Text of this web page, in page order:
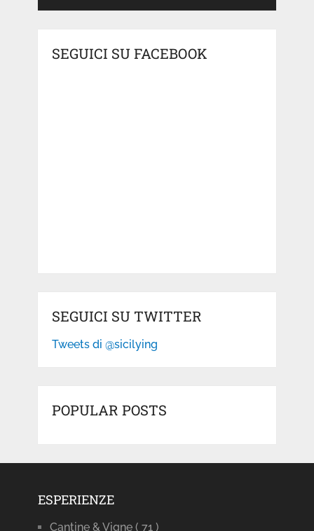
SEGUICI SU FACEBOOK
SEGUICI SU TWITTER
Tweets di @sicilying
POPULAR POSTS
ESPERIENZE
Cantine & Vigne ( 71 )